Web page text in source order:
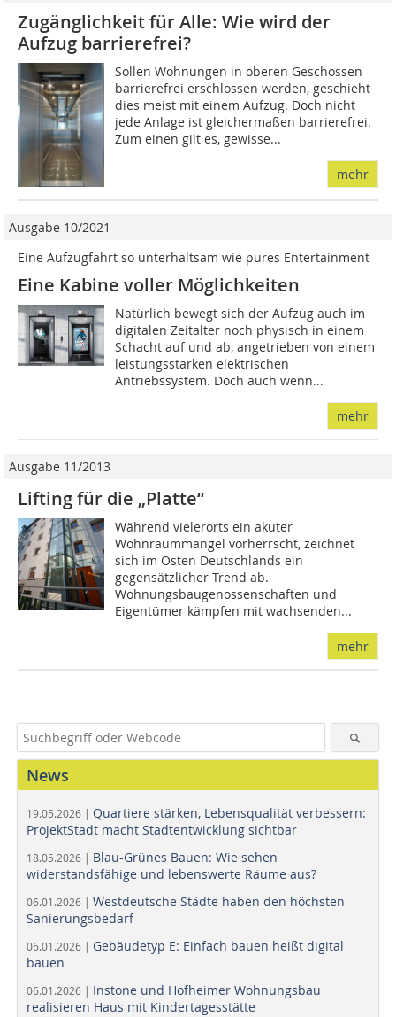
Zugänglichkeit für Alle: Wie wird der
Aufzug barrierefrei?
Sollen Wohnungen in oberen Geschossen
barrierefrei erschlossen werden, geschieht
dies meist mit einem Aufzug. Doch nicht
jede Anlage ist gleichermaßen barrierefrei.
Zum einen gilt es, gewisse...
mehr
Ausgabe 10/2021
Eine Aufzugfahrt so unterhaltsam wie pures Entertainment
Eine Kabine voller Möglichkeiten
Natürlich bewegt sich der Aufzug auch im
digitalen Zeitalter noch physisch in einem
Schacht auf und ab, angetrieben von einem
leistungsstarken elektrischen
Antriebssystem. Doch auch wenn...
mehr
Ausgabe 11/2013
Lifting für die „Platte“
Während vielerorts ein akuter
Wohnraummangel vorherrscht, zeichnet
sich im Osten Deutschlands ein
gegensätzlicher Trend ab.
Wohnungsbaugenossenschaften und
Eigentümer kämpfen mit wachsenden...
mehr
News
19.05.2026 | Quartiere stärken, Lebensqualität verbessern:
ProjektStadt macht Stadtentwicklung sichtbar
18.05.2026 | Blau-Grünes Bauen: Wie sehen
widerstandsfähige und lebenswerte Räume aus?
06.01.2026 | Westdeutsche Städte haben den höchsten
Sanierungsbedarf
06.01.2026 | Gebäudetyp E: Einfach bauen heißt digital
bauen
06.01.2026 | Instone und Hofheimer Wohnungsbau
realisieren Haus mit Kindertagesstätte